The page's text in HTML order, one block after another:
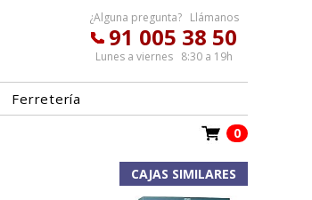
¿Alguna pregunta? Llámanos
91 005 38 50
Lunes a viernes 8:30 a 19h
Ferretería
0
CAJAS SIMILARES